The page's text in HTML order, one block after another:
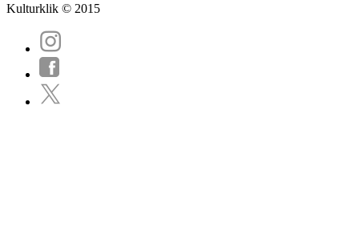
Kulturklik © 2015